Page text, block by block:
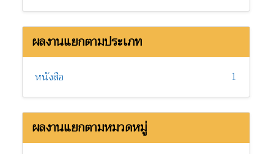
ผลงานแยกตามประเภท
หนังสือ 1
ผลงานแยกตามหมวดหมู่